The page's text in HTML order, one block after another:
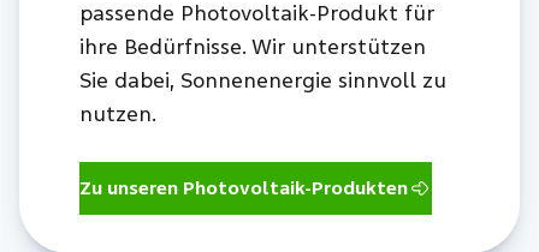
passende Photovoltaik-Produkt für
ihre Bedürfnisse. Wir unterstützen
Sie dabei, Sonnenenergie sinnvoll zu
nutzen.
Zu unseren Photovoltaik-Produkten